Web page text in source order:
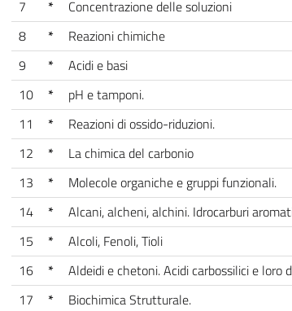
7
*
Concentrazione delle soluzioni
8
*
Reazioni chimiche
9
*
Acidi e basi
10
*
pH e tamponi.
11
*
Reazioni di ossido-riduzioni.
12
*
La chimica del carbonio
13
*
Molecole organiche e gruppi funzionali.
14
*
Alcani, alcheni, alchini. Idrocarburi
15
*
Alcoli, Fenoli, Tioli
16
*
Aldeidi e chetoni. Acidi carbossilici e loro
17
* Biochimica Strutturale.